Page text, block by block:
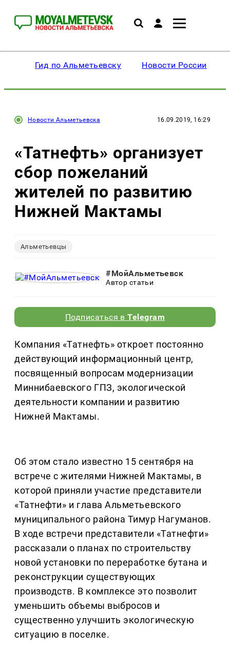
Гид по Альметьевску Новости России
Новости Альметьевска 16.09.2019, 16:29
«Татнефть» организует
сбор пожеланий
жителей по развитию
Нижней Мактамы
Альметьевцы
#МойАльметьевск
Автор статьи
Подписаться вTelegram
Компания «Татнефть» откроет постоянно
действующий информационный центр,
посвященный вопросам модернизации
Миннибаевского ГПЗ, экологической
деятельности компании и развитию
Нижней Мактамы.
Об этом стало известно 15 сентября на
встрече с жителями Нижней Мактамы, в
которой приняли участие представители
«Татнефти» и глава Альметьевского
муниципального района Тимур Нагуманов.
В ходе встречи представители «Татнефти»
рассказали о планах по строительству
новой установки по переработке бутана и
реконструкции существующих
производств. В комплексе это позволит
уменьшить объемы выбросов и
существенно улучшить экологическую
ситуацию в поселке.